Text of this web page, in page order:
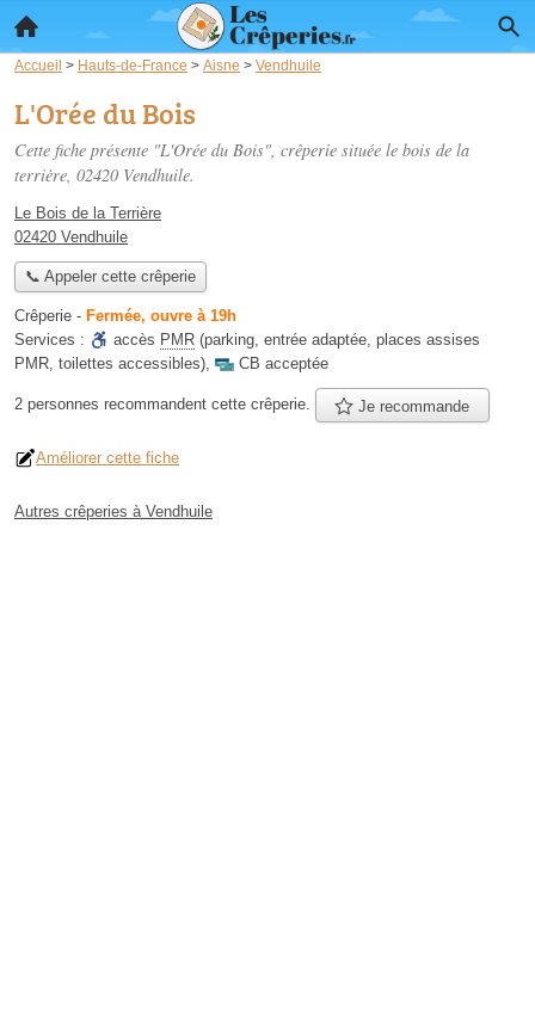
Accueil > Hauts-de-France > Aisne > Vendhuile
L'Orée du Bois
Cette fiche présente "L'Orée du Bois", crêperie située le bois de la
terrière, 02420 Vendhuile.
Le Bois de la Terrière
02420 Vendhuile
📞 Appeler cette crêperie
Crêperie - Fermée, ouvre à 19h
Services :
accès PMR (parking, entrée adaptée, places assises
PMR, toilettes accessibles), CB acceptée
2 personnes recommandent cette crêperie. Je recommande
Améliorer cette fiche
Autres crêperies à Vendhuile